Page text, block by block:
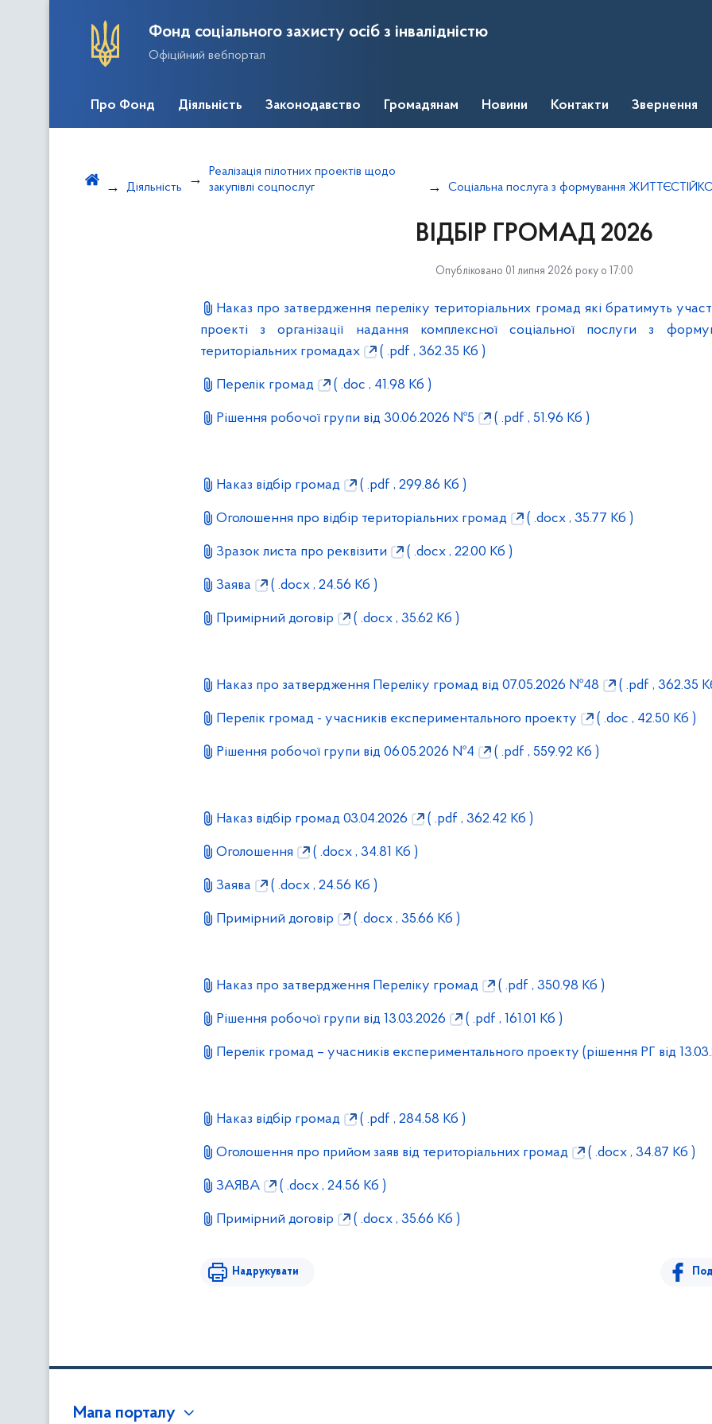
Фонд соціального захисту осіб з інвалідністю
Офіційний вебпортал
Про Фонд Діяльність Законодавство Громадянам Новини Контакти Звернення
Діяльність
Реалізація пілотних проектів щодо
закупівлі соцпослуг
Соціальна послуга з формування
ВІДБІР ГРОМАД 2026
Опубліковано 01 липня 2026 року о 17:00
Наказ про затвердження переліку територіальних громад які братимуть
проекті з організації надання комплексної соціальної послуги з
територіальних громадах
( .pdf , 362.35 Кб )
Перелік громад ( .doc , 41.98 Кб )
Рішення робочої групи від 30.06.2026 №5 ( .pdf , 51.96 Кб )
Наказ відбір громад ( .pdf , 299.86 Кб )
Оголошення про відбір територіальних громад ( .docx , 35.77 Кб )
Зразок листа про реквізити ( .docx , 22.00 Кб )
Заява ( .docx , 24.56 Кб )
Примірний договір ( .docx , 35.62 Кб )
Наказ про затвердження Переліку громад від 07.05.2026 №48 ( .pdf , 362.35
Перелік громад - учасників експериментального проекту ( .doc , 42.50 Кб )
Рішення робочої групи від 06.05.2026 №4 ( .pdf , 559.92 Кб )
Наказ відбір громад 03.04.2026 ( .pdf , 362.42 Кб )
Оголошення ( .docx , 34.81 Кб )
Заява ( .docx , 24.56 Кб )
Примірний договір ( .docx , 35.66 Кб )
Наказ про затвердження Переліку громад ( .pdf , 350.98 Кб )
Рішення робочої групи від 13.03.2026 ( .pdf , 161.01 Кб )
Перелік громад – учасників експериментального проекту (рішення РГ від
Наказ відбір громад ( .pdf , 284.58 Кб )
Оголошення про прийом заяв від територіальних громад ( .docx , 34.87 Кб )
ЗАЯВА ( .docx , 24.56 Кб )
Примірний договір ( .docx , 35.66 Кб )
Надрукувати
Мапа порталу